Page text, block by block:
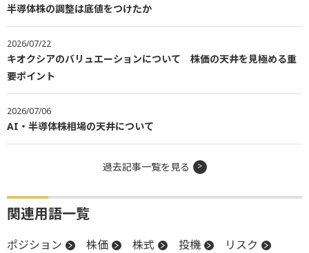
半導体株の調整は底値をつけたか
2026/07/22
キオクシアのバリュエーションについて 株価の天井を見極める重
要ポイント
2026/07/06
AI・半導体株相場の天井について
過去記事一覧を見る
関連用語一覧
ポジション 株価 株式 投機
リスク